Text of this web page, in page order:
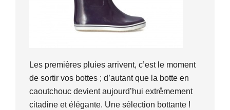
Les premières pluies arrivent, c’est le moment
de sortir vos bottes ; d’autant que la botte en
caoutchouc devient aujourd’hui extrêmement
citadine et élégante. Une sélection bottante !